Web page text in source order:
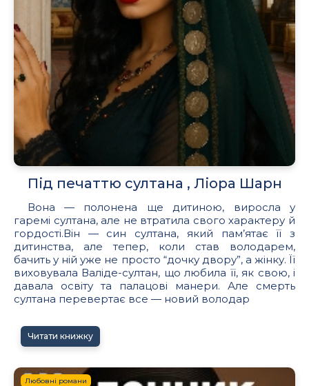
Під печаттю султана , Ліора Шарн
Вона — полонена ще дитиною, виросла у
гаремі султана, але не втратила свого характеру й
гордості.Він — син султана, який пам’ятає її з
дитинства, але тепер, коли став володарем,
бачить у ній уже не просто “дочку двору”, а жінку. Її
виховувала Валіде-султан, що любила її, як свою, і
давала освіту та палацові манери. Але смерть
султана перевертає все — новий володар
Читати книжку
Любовні романи